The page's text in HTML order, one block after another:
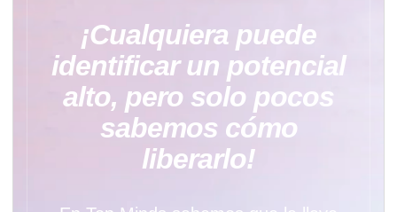
¡Cualquiera puede
identificar un potencial
alto, pero solo pocos
sabemos cómo
liberarlo!